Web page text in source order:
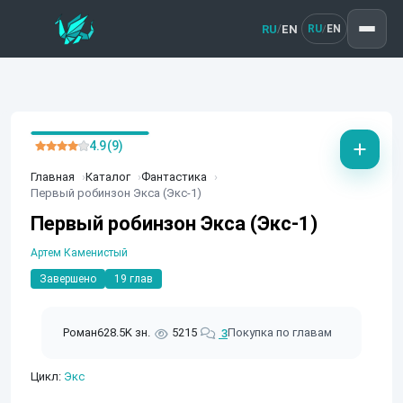
RU/EN RU/ EN
Главная Каталог
Фантастика
Первый робинзон Экса (Экс-1)
Первый робинзон Экса (Экс-1)
Артем Каменистый
Завершено 19 глав
Роман628.5K зн. 5215 3Покупка по главам
Цикл: Экс
4.9 (9)